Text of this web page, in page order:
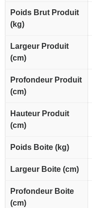
Poids Brut Produit
(kg)
Largeur Produit
(cm)
Profondeur Produit
(cm)
Hauteur Produit
(cm)
Poids Boite (kg)
Largeur Boite (cm)
Profondeur Boite
(cm)